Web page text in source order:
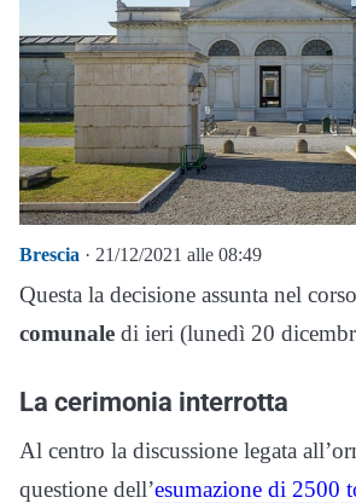
Brescia · 21/12/2021 alle 08:49
Questa la decisione assunta nel
comunale di ieri (lunedì 20
La cerimonia interrotta
Al centro la discussione legata
questione dell’esumazione di 2500